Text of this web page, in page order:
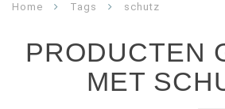
Home Tags schutz
PRODUCTEN
MET